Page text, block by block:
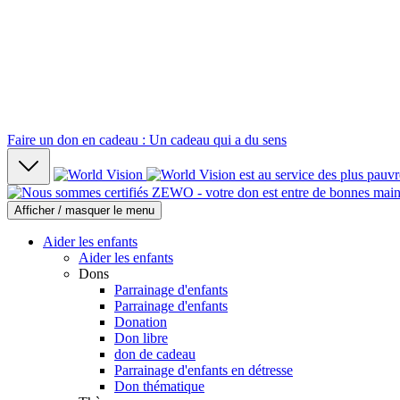
Faire un don en cadeau : Un cadeau qui a du sens
Afficher / masquer le menu
Aider les enfants
Aider les enfants
Dons
Parrainage d'enfants
Parrainage d'enfants
Donation
Don libre
don de cadeau
Parrainage d'enfants en détresse
Don thématique